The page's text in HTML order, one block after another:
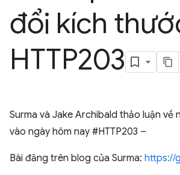
đổi kích
HTTP203
Surma và Jake Archibald thảo luận về
vào ngày hôm nay #HTTP203 –
Bài đăng trên blog của Surma: https://